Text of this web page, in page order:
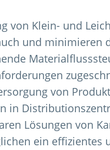
von Klein- und
und minimieren
von
in
Lösungen von
ein effizientes